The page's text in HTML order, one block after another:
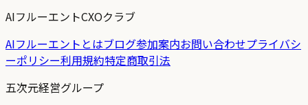
AIフルーエントCXOクラブ
AIフルーエントとはブログ参加案内お問い合わせプライバシ
ーポリシー利用規約特定商取引法
五次元経営グループ